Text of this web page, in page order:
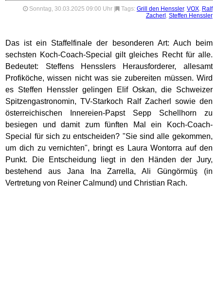
Sonntag, 30.03.2025 09:00 Uhr Tags: Grill den Henssler, VOX, Ralf
Zacherl , Steffen Henssler
Das ist ein Staffelfinale der besonderen Art: Auch beim
sechsten Koch-Coach-Special gilt gleiches Recht für alle.
Bedeutet: Steffens Hensslers Herausforderer, allesamt
Profiköche, wissen nicht was sie zubereiten müssen. Wird
es Steffen Henssler gelingen Elif Oskan, die Schweizer
Spitzengastronomin, TV-Starkoch Ralf Zacherl sowie den
österreichischen Innereien-Papst Sepp Schellhorn zu
besiegen und damit zum fünften Mal ein Koch-Coach-
Special für sich zu entscheiden? "Sie sind alle gekommen,
um dich zu vernichten", bringt es Laura Wontorra auf den
Punkt. Die Entscheidung liegt in den Händen der Jury,
bestehend aus Jana Ina Zarrella, Ali Güngörmüş (in
Vertretung von Reiner Calmund) und Christian Rach.